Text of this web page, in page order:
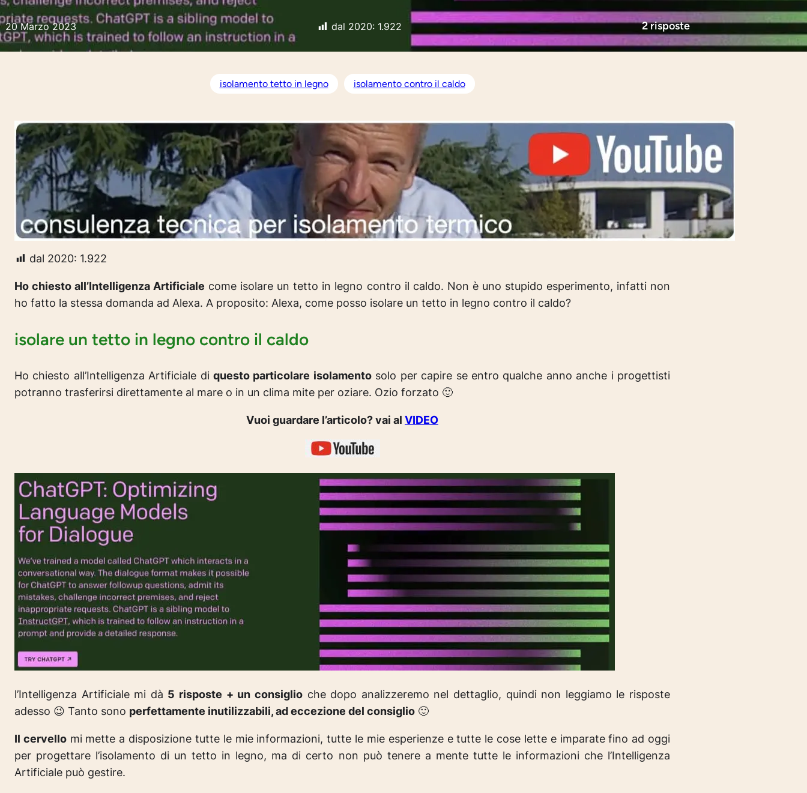
20 Marzo 2023 dal 2020: 1.922 2 risposte
isolamento tetto in legno isolamento contro il caldo
dal 2020: 1.922
Ho chiesto all’Intelligenza Artificiale come isolare un tetto in legno contro il caldo. Non è uno stupido esperimento, infatti non
ho fatto la stessa domanda ad Alexa. A proposito: Alexa, come posso isolare un tetto in legno contro il caldo?
isolare un tetto in legno contro il caldo
Ho chiesto all’Intelligenza Artificiale diquesto particolare isolamentosolo per capire se entro qualche anno anche i progettisti
potranno trasferirsi direttamente al mare o in un clima mite per oziare. Ozio forzato 🙂
Vuoi guardare l’articolo? vai al VIDEO
l’Intelligenza Artificiale mi dà 5 risposte + un consiglioche dopo analizzeremo nel dettaglio, quindi non leggiamo le risposte
adesso 😉 Tanto sono perfettamente inutilizzabili, ad eccezione del consiglio 🙂
Il cervellomi mette a disposizione tutte le mie informazioni, tutte le mie esperienze e tutte le cose lette e imparate fino ad oggi
per progettare l’isolamento di un tetto in legno, ma di certo non può tenere a mente tutte le informazioni che l’Intelligenza
Artificiale può gestire.